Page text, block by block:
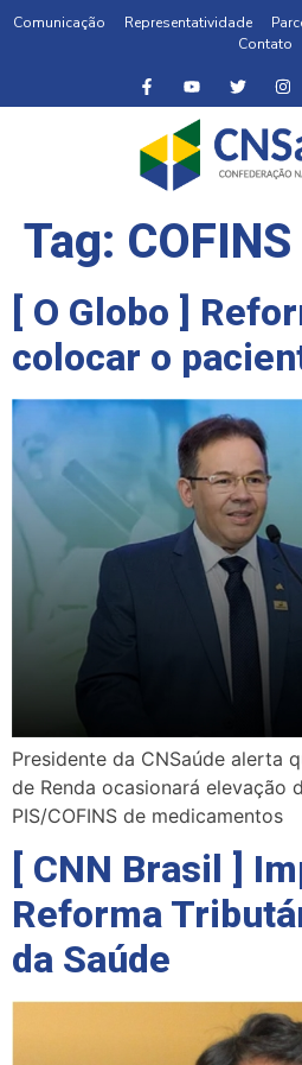
Comunicação Representatividade
Contato
Tag: COFINS
[ O Globo ]
colocar o
Presidente da CNSaúde alerta
de Renda ocasionará elevação
PIS/COFINS de medicamentos
[ CNN Brasil ]
Reforma
da Saúde